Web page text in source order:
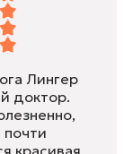
Лингер
доктор.
почти